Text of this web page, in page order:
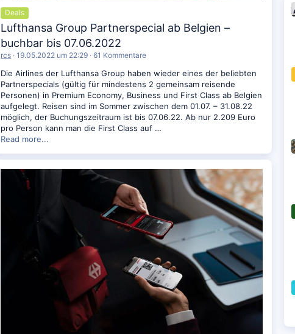
Deals
Lufthansa Group Partnerspecial ab Belgien –
buchbar bis 07.06.2022
rcs 19.05.2022 um 22:29 61 Kommentare
Die Airlines der Lufthansa Group haben wieder eines der beliebten
Partnerspecials (gültig für mindestens 2 gemeinsam reisende
Personen) in Premium Economy, Business und First Class ab Belgien
aufgelegt. Reisen sind im Sommer zwischen dem 01.07. – 31.08.22
möglich, der Buchungszeitraum ist bis 07.06.22. Ab nur 2.209 Euro
pro Person kann man die First Class auf …
Read more...